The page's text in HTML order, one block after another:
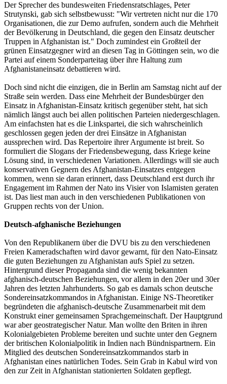
Der Sprecher des bundesweiten Friedensratschlages, Peter
Strutynski, gab sich selbstbewusst: "Wir vertreten nicht nur die 170
Organisationen, die zur Demo aufrufen, sondern auch die Mehrheit
der Bevölkerung in Deutschland, die gegen den Einsatz deutscher
Truppen in Afghanistan ist." Doch zumindest ein Großteil der
grünen Einsatzgegner wird an diesen Tag in Göttingen sein, wo die
Partei auf einem Sonderparteitag über ihre Haltung zum
Afghanistaneinsatz debattieren wird.
Doch sind nicht die einzigen, die in Berlin am Samstag nicht auf der
Straße sein werden. Dass eine Mehrheit der Bundesbürger den
Einsatz in Afghanistan-Einsatz kritisch gegenüber steht, hat sich
nämlich längst auch bei allen politischen Parteien niedergeschlagen.
Am einfachsten hat es die Linkspartei, die sich wahrscheinlich
geschlossen gegen jeden der drei Einsätze in Afghanistan
aussprechen wird. Das Repertoire ihrer Argumente ist breit. So
formuliert die Slogans der Friedensbewegung, dass Kriege keine
Lösung sind, in verschiedenen Variationen. Allerdings will sie auch
konservativen Gegnern des Afghanistan-Einsatzes entgegen
kommen, wenn sie daran erinnert, dass Deutschland erst durch ihr
Engagement im Rahmen der Nato ins Visier von Islamisten geraten
ist. Das liest man auch in den verschiedenen Publikationen von
Gruppen rechts von der Union.
Deutsch-afghanische Beziehungen
Von den Republikanern über die DVU bis zu den verschiedenen
Freien Kameradschaften wird davor gewarnt, für den Nato-Einsatz
die guten Beziehungen zu Afghanistan aufs Spiel zu setzen.
Hintergrund dieser Propaganda sind die wenig bekannten
afghanisch-deutschen Beziehungen, vor allem in den 20er und 30er
Jahren des letzten Jahrhunderts. So gab es damals schon deutsche
Sondereinsatzkommandos in Afghanistan. Einige NS-Theoretiker
begründeten die afghanisch-deutsche Zusammenarbeit mit dem
Konstrukt einer gemeinsamen Sprachgemeinschaft. Der Hauptgrund
war aber geostrategischer Natur. Man wollte den Briten in ihren
Kolonialgebieten Probleme bereiten und suchte unter den Gegnern
der britischen Kolonialpolitik in Indien nach Bündnispartnern. Ein
Mitglied des deutschen Sondereinsatzkommandos starb in
Afghanistan eines natürlichen Todes. Sein Grab in Kabul wird von
den zur Zeit in Afghanistan stationierten Soldaten gepflegt.